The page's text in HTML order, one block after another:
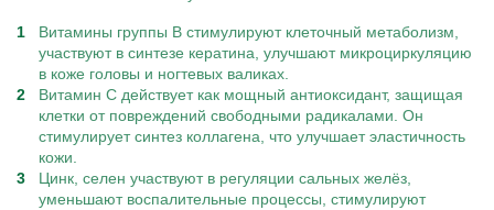
Витамины группы B стимулируют клеточный метаболизм,
участвуют в синтезе кератина, улучшают микроциркуляцию
в коже головы и ногтевых валиках.
Витамин C действует как мощный антиоксидант, защищая
клетки от повреждений свободными радикалами. Он
стимулирует синтез коллагена, что улучшает эластичность
кожи.
Цинк, селен участвуют в регуляции сальных желёз,
уменьшают воспалительные процессы, стимулируют